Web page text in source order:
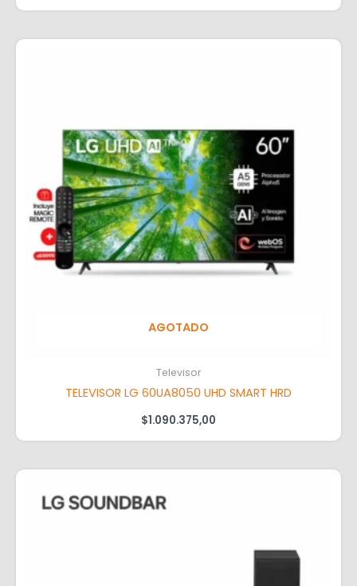
AGOTADO
Televisor
TELEVISOR LG 60UA8050 UHD SMART HRD
$1.090.375,00